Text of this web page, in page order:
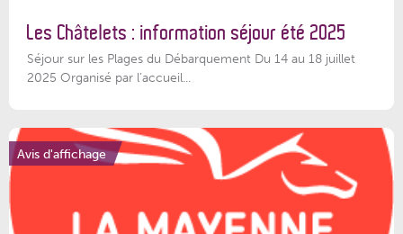
Les Châtelets : information séjour été 2025
Séjour sur les Plages du Débarquement Du 14 au 18 juillet
2025 Organisé par l’accueil...
Avis d'affichage